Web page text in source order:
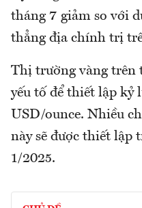
tháng 7 giảm so với
thẳng địa chính trị
Thị trường vàng trên
yếu tố để thiết lập kỷ
USD/ounce. Nhiều
này sẽ được thiết lập
1/2025.